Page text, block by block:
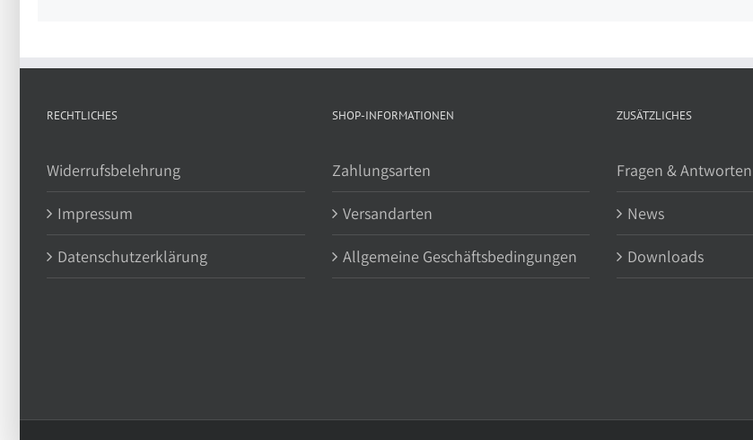
RECHTLICHES
Widerrufsbelehrung
Impressum
Datenschutzerklärung
SHOP-INFORMATIONEN
Zahlungsarten
Versandarten
Allgemeine Geschäftsbedingungen
ZUSÄTZLICHES
Fragen & Antworten
News
Downloads